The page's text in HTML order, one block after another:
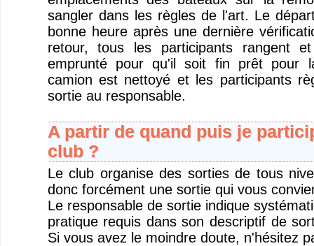
sangler dans les règles de l'art. Le
bonne heure après une dernière
retour, tous les participants rangent
emprunté pour qu'il soit fin prêt pour
camion est nettoyé et les participants
sortie au responsable.
A partir de quand puis je
club ?
Le club organise des sorties de tous
donc forcément une sortie qui vous
Le responsable de sortie indique
pratique requis dans son descriptif de
Si vous avez le moindre doute, n'hésitez